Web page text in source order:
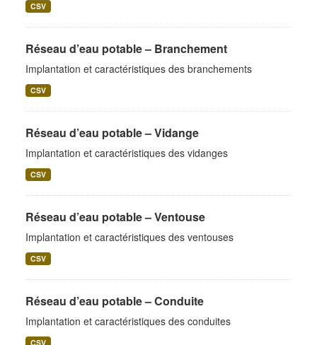
CSV
Réseau d’eau potable – Branchement
Implantation et caractéristiques des branchements
CSV
Réseau d’eau potable – Vidange
Implantation et caractéristiques des vidanges
CSV
Réseau d’eau potable – Ventouse
Implantation et caractéristiques des ventouses
CSV
Réseau d’eau potable – Conduite
Implantation et caractéristiques des conduites
CSV